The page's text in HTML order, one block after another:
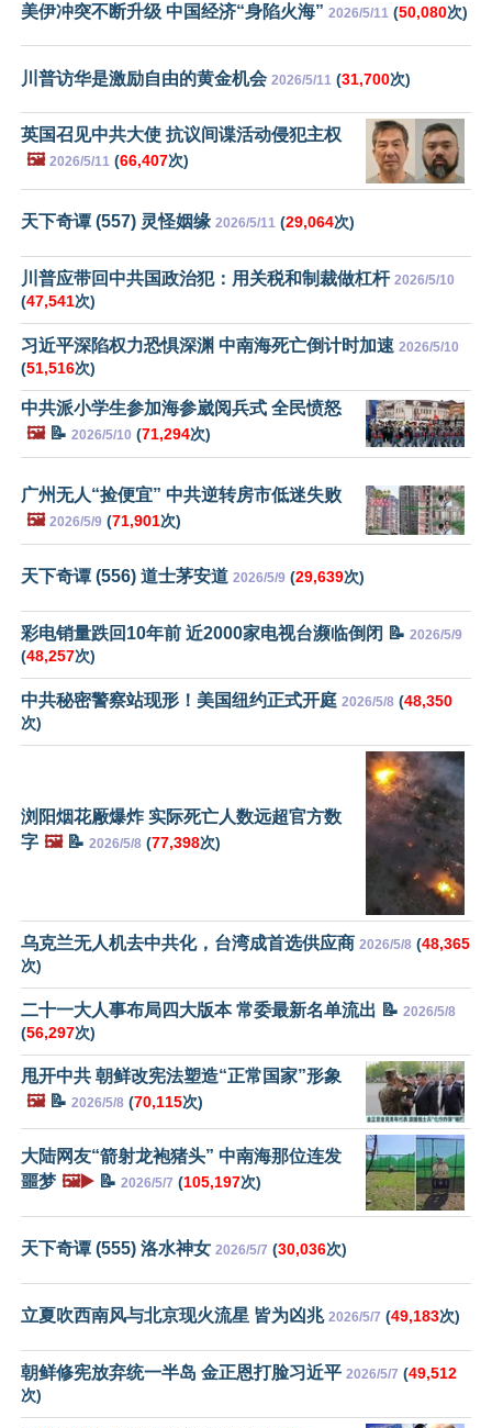
美伊冲突不断升级 中国经济“身陷火海” 2026/5/11 (50,080次)
川普访华是激励自由的黄金机会 2026/5/11 (31,700次)
英国召见中共大使 抗议间谍活动侵犯主权
🖼️ 2026/5/11 (66,407次)
天下奇谭 (557) 灵怪姻缘 2026/5/11 (29,064次)
川普应带回中共国政治犯：用关税和制裁做杠杆 2026/5/10
(47,541次)
习近平深陷权力恐惧深渊 中南海死亡倒计时加速 2026/5/10
(51,516次)
中共派小学生参加海参崴阅兵式 全民愤怒
🖼️📝 2026/5/10 (71,294次)
广州无人“捡便宜” 中共逆转房市低迷失败
🖼️ 2026/5/9 (71,901次)
天下奇谭 (556) 道士茅安道 2026/5/9 (29,639次)
彩电销量跌回10年前 近2000家电视台濒临倒闭 📝 2026/5/9
(48,257次)
中共秘密警察站现形！美国纽约正式开庭 2026/5/8 (48,350
次)
浏阳烟花厰爆炸 实际死亡人数远超官方数
字 🖼️📝 2026/5/8 (77,398次)
乌克兰无人机去中共化，台湾成首选供应商 2026/5/8 (48,365
次)
二十一大人事布局四大版本 常委最新名单流出 📝 2026/5/8
(56,297次)
甩开中共 朝鲜改宪法塑造“正常国家”形象
🖼️📝 2026/5/8 (70,115次)
大陆网友“箭射龙袍猪头” 中南海那位连发
噩梦 🖼️▶️ 📝 2026/5/7 (105,197次)
天下奇谭 (555) 洛水神女 2026/5/7 (30,036次)
立夏吹西南风与北京现火流星 皆为凶兆 2026/5/7 (49,183次)
朝鲜修宪放弃统一半岛 金正恩打脸习近平 2026/5/7 (49,512
次)